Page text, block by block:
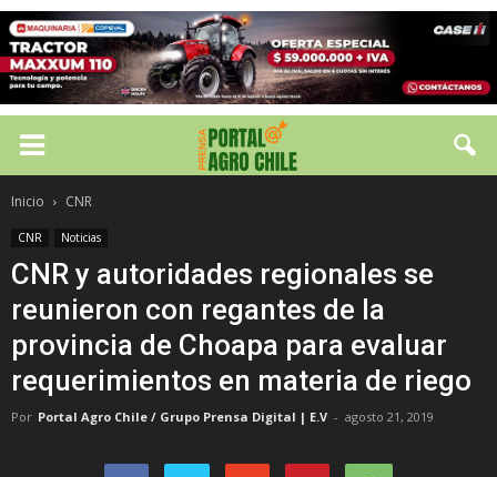
Inicio CNR
CNR Noticias
CNR y autoridades regionales se
reunieron con regantes de la
provincia de Choapa para evaluar
requerimientos en materia de riego
Por Portal Agro Chile / Grupo Prensa Digital | E.V - agosto 21, 2019